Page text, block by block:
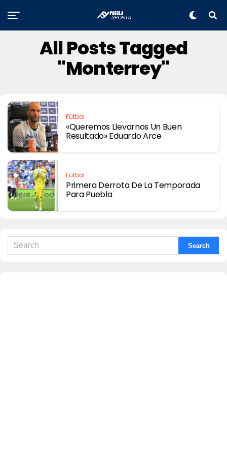
All Posts Tagged
"Monterrey"
Fútbol
«Queremos Llevarnos Un Buen
Resultado» Eduardo Arce
Fútbol
Primera Derrota De La Temporada
Para Puebla